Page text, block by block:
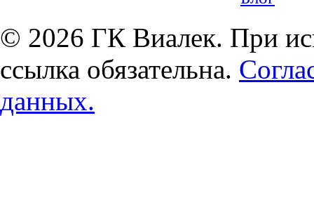
© 2026 ГК Виалек. При
ссылка обязательна.
данных.